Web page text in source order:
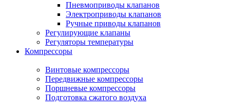
Пневмоприводы клапанов
Электроприводы клапанов
Ручные приводы клапанов
Регулирующие клапаны
Регуляторы температуры
Компрессоры
Винтовые компрессоры
Передвижные компрессоры
Поршневые компрессоры
Подготовка сжатого воздуха